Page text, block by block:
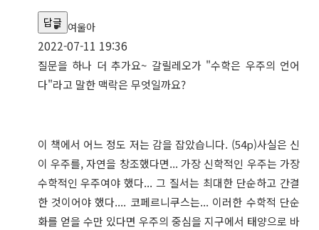
답글 여울아
2022-07-11 19:36
질문을 하나 더 추가요~ 갈릴레오가 "수학은 우주의 언어
다"라고 말한 맥락은 무엇일까요?
이 책에서 어느 정도 저는 감을 잡았습니다. (54p)사실은 신
이 우주를, 자연을 창조했다면... 가장 신학적인 우주는 가장
수학적인 우주여야 했다... 그 질서는 최대한 단순하고 간결
한 것이어야 했다.... 코페르니쿠스는... 이러한 수학적 단순
화를 얻을 수만 있다면 우주의 중심을 지구에서 태양으로 바